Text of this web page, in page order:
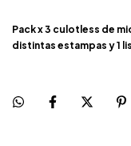
Pack x 3 culotless de
distintas estampas y 1